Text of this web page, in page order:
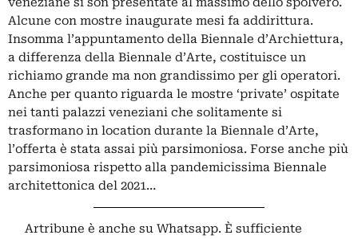
Alcune con mostre inaugurate mesi fa addirittura.
Insomma l’appuntamento della Biennale d’Archiettura,
a differenza della Biennale d’Arte, costituisce un
richiamo grande ma non grandissimo per gli operatori.
Anche per quanto riguarda le mostre ‘private’ ospitate
nei tanti palazzi veneziani che solitamente si
trasformano in location durante la Biennale d’Arte,
l’offerta è stata assai più parsimoniosa. Forse anche più
parsimoniosa rispetto alla pandemicissima Biennale
architettonica del 2021…
Artribune è anche su Whatsapp. È sufficiente